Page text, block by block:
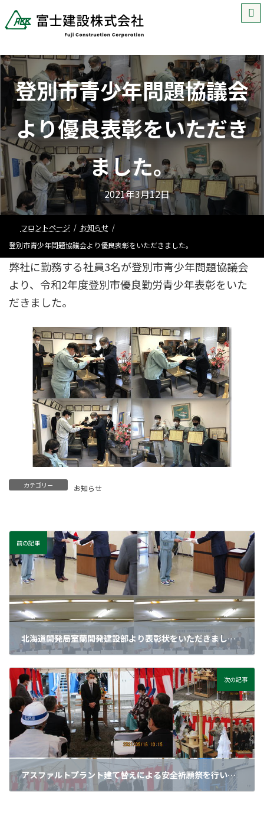
テ
ツ
へ
ス
キ
プ
ゲ
シ
ョ
ン
に
動
登別市青少年問題協議会
より優良表彰をいただき
ました。
2021年3月12日
フロントページ
お知らせ
登別市青少年問題協議会より優良表彰をいただきました。
弊社に勤務する社員3名が登別市青少年問題協議会
より、令和2年度登別市優良勤労青少年表彰をいた
だきました。
カテゴリー お知らせ
前の記事
北海道開発局室蘭開発建設部より表彰状をいただきました。
次の記事
アスファルトプラント建て替えによる安全祈願祭を行いました。